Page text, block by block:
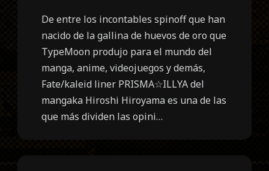
De entre los incontables spinoff que han
nacido de la gallina de huevos de oro que
TypeMoon produjo para el mundo del
manga, anime, videojuegos y demás,
Fate/kaleid liner PRISMA☆ILLYA del
mangaka Hiroshi Hiroyama es una de las
que más dividen las opini…